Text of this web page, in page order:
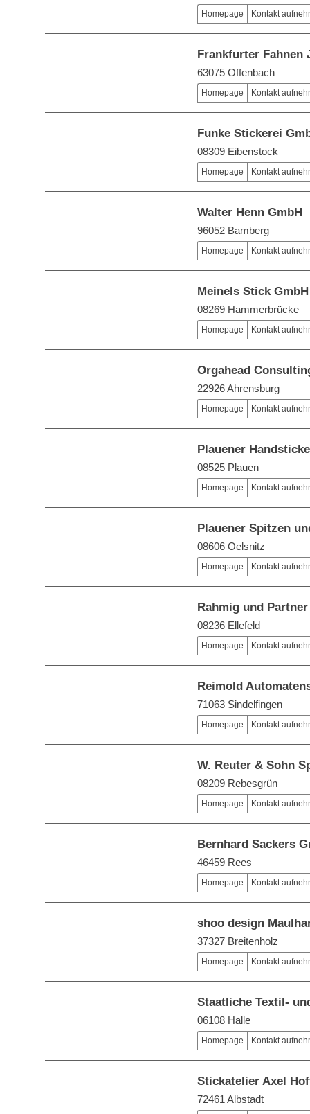
Homepage Kontakt
Frankfurter Fahnen
63075 Offenbach
Homepage Kontakt
Funke Stickerei
08309 Eibenstock
Homepage Kontakt
Walter Henn GmbH
96052 Bamberg
Homepage Kontakt
Meinels Stick GmbH
08269 Hammerbrücke
Homepage Kontakt
Orgahead
22926 Ahrensburg
Homepage Kontakt
Plauener
08525 Plauen
Homepage Kontakt
Plauener Spitzen
08606 Oelsnitz
Homepage Kontakt
Rahmig und
08236 Ellefeld
Homepage Kontakt
Reimold
71063 Sindelfingen
Homepage Kontakt
W. Reuter & Sohn
08209 Rebesgrün
Homepage Kontakt
Bernhard Sackers
46459 Rees
Homepage Kontakt
shoo design
37327 Breitenholz
Homepage Kontakt
Staatliche Textil-
06108 Halle
Homepage Kontakt
Stickatelier Axel
72461 Albstadt